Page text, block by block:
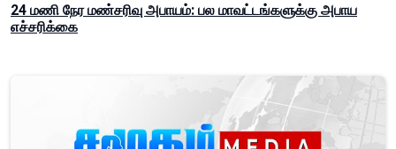
24 மணி நேர மண்சரிவு அபாயம்: பல மாவட்டங்களுக்கு அபாய
எச்சரிக்கை